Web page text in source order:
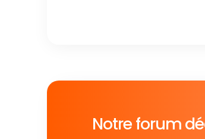
Notre forum